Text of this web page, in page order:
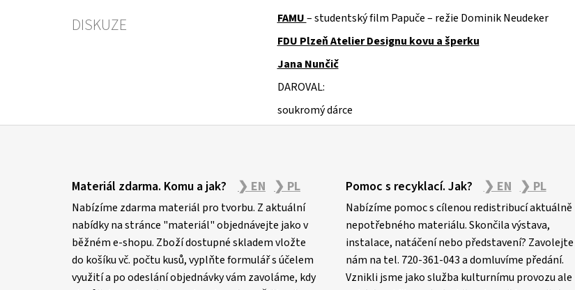
DISKUZE
FAMU– studentský film Papuče – režie Dominik Neudeker
FDU Plzeň Atelier Designu kovu a šperku
Jana Nunčič
DAROVAL:
soukromý dárce
Materiál zdarma. Komu a jak? ❯ EN ❯ PL
Nabízíme zdarma materiál pro tvorbu. Z aktuální
nabídky na stránce "materiál" objednávejte jako v
běžném e-shopu. Zboží dostupné skladem vložte
do košíku vč. počtu kusů, vyplňte formulář s účelem
využití a po odeslání objednávky vám zavoláme, kdy
Pomoc s recyklací. Jak? ❯ EN ❯ PL
Nabízíme pomoc s cílenou redistribucí aktuálně
nepotřebného materiálu. Skončila výstava,
instalace, natáčení nebo představení? Zavolejte
nám na tel. 720-361-043 a domluvíme předání.
Vznikli jsme jako služba kulturnímu provozu ale